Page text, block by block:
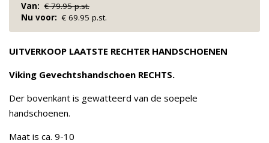
Van: € 79.95 p.st.
Nu voor: € 69.95 p.st.
UITVERKOOP LAATSTE RECHTER HANDSCHOENEN
Viking Gevechtshandschoen RECHTS.
Der bovenkant is gewatteerd van de soepele
handschoenen.
Maat is ca. 9-10